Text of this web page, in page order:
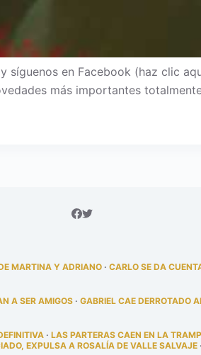
síguenos en Facebook (haz clic
más importantes
MARTINA Y ADRIANO ·CARLO SE DA
A SER AMIGOS ·GABRIEL CAE DERROTADO
·LAS PARTERAS CAEN EN LA
EXPULSA A ROSALÍA DE VALLE SALVAJE